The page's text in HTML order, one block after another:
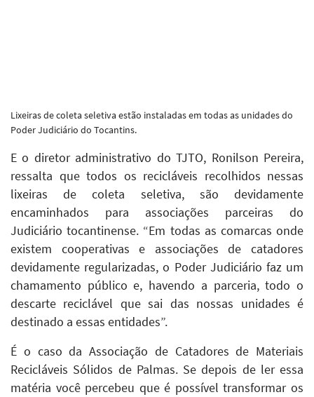
Lixeiras de coleta seletiva estão instaladas em todas as unidades do
Poder Judiciário do Tocantins.
E o diretor administrativo do TJTO, Ronilson Pereira,
ressalta que todos os recicláveis recolhidos nessas
lixeiras de coleta seletiva, são devidamente
encaminhados para associações parceiras do
Judiciário tocantinense. “Em todas as comarcas onde
existem cooperativas e associações de catadores
devidamente regularizadas, o Poder Judiciário faz um
chamamento público e, havendo a parceria, todo o
descarte reciclável que sai das nossas unidades é
destinado a essas entidades”.
É o caso da Associação de Catadores de Materiais
Recicláveis Sólidos de Palmas. Se depois de ler essa
matéria você percebeu que é possível transformar os